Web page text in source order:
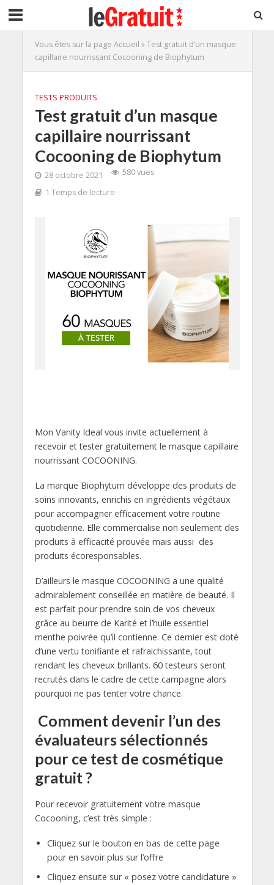
Vous êtes sur la page Accueil »Test gratuit d’un masque
capillaire nourrissant Cocooning de Biophytum
TESTS PRODUITS
Test gratuit d’un masque
capillaire nourrissant
Cocooning de Biophytum
28 octobre 2021
580 vues
1 Temps de lecture
Mon Vanity Ideal vous invite actuellement à
recevoir et tester gratuitement le masque capillaire
nourrissant COCOONING.
La marque Biophytum développe des produits de
soins innovants, enrichis en ingrédients végétaux
pour accompagner efficacement votre routine
quotidienne. Elle commercialise non seulement des
produits à efficacité prouvée mais aussi des
produits écoresponsables.
D’ailleurs le masque COCOONING a une qualité
admirablement conseillée en matière de beauté. Il
est parfait pour prendre soin de vos cheveux
grâce au beurre de Karité et l’huile essentiel
menthe poivrée qu’il contienne. Ce dernier est doté
d’une vertu tonifiante et rafraichissante, tout
rendant les cheveux brillants. 60 testeurs seront
recrutés dans le cadre de cette campagne alors
pourquoi ne pas tenter votre chance.
Comment devenir l’un des
évaluateurs sélectionnés
pour ce test de cosmétique
gratuit ?
Pour recevoir gratuitement votre masque
Cocooning, c’est très simple :
Cliquez sur le bouton en bas de cette page
pour en savoir plus sur l’offre
Cliquez ensuite sur « posez votre candidature »